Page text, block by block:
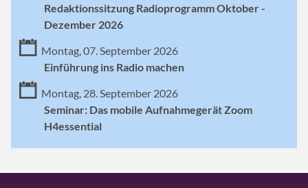
Redaktionssitzung Radioprogramm Oktober -
Dezember 2026
Montag, 07. September 2026
Einführung ins Radio machen
Montag, 28. September 2026
Seminar: Das mobile Aufnahmegerät Zoom
H4essential